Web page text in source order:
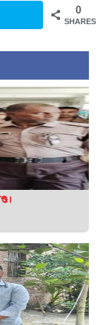
0
SHARES